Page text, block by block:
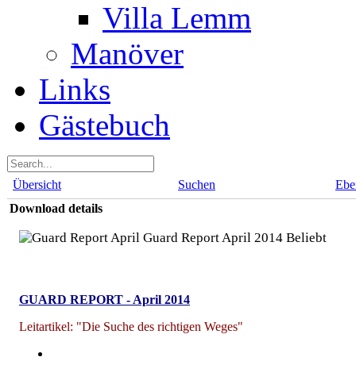
Villa Lemm
Manöver
Links
Gästebuch
Übersicht Suchen
Download details
Guard Report April 2014 Beliebt
GUARD REPORT - April 2014
Leitartikel: "Die Suche des richtigen Weges"